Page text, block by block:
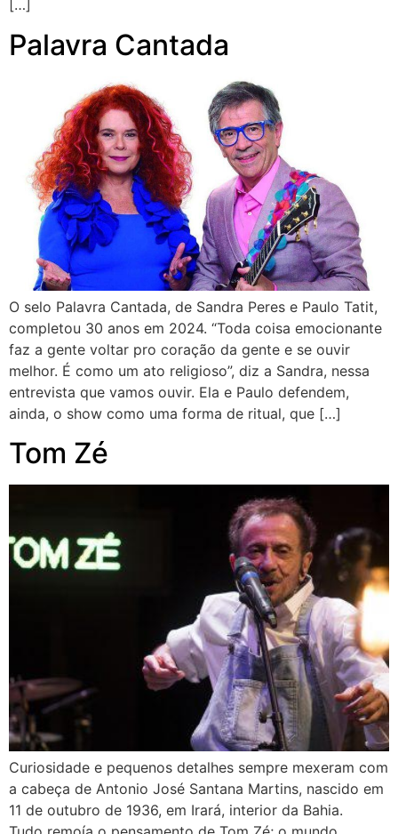
[…]
Palavra Cantada
O selo Palavra Cantada, de Sandra Peres e Paulo Tatit,
completou 30 anos em 2024. “Toda coisa emocionante
faz a gente voltar pro coração da gente e se ouvir
melhor. É como um ato religioso”, diz a Sandra, nessa
entrevista que vamos ouvir. Ela e Paulo defendem,
ainda, o show como uma forma de ritual, que […]
Tom Zé
Curiosidade e pequenos detalhes sempre mexeram com
a cabeça de Antonio José Santana Martins, nascido em
11 de outubro de 1936, em Irará, interior da Bahia.